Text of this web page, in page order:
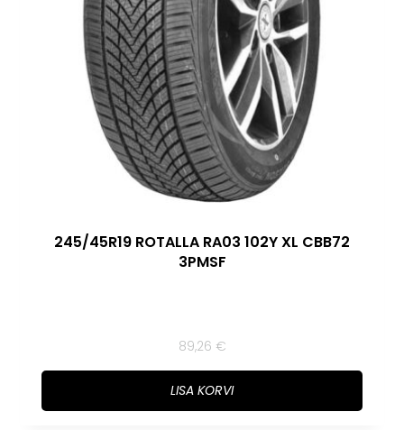
245/45R19 ROTALLA RA03 102Y XL CBB72
3PMSF
89,26 €
LISA KORVI